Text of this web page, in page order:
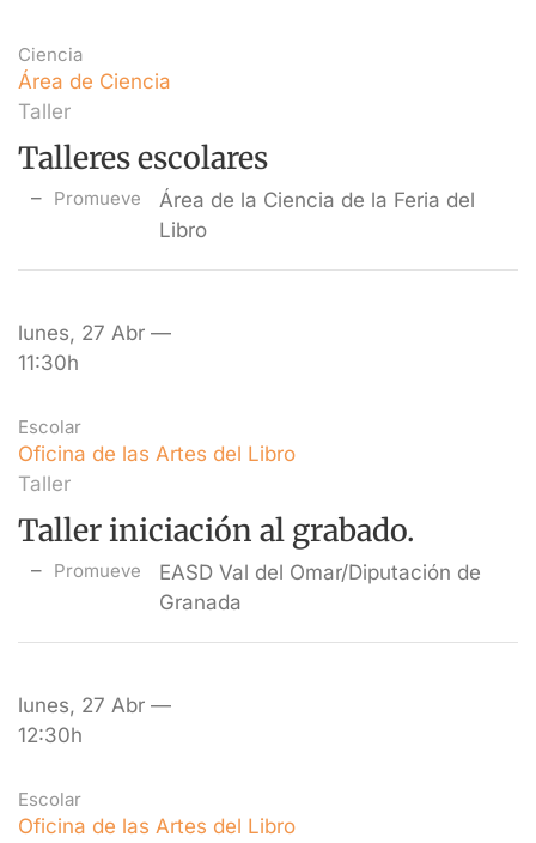
Ciencia
Área de Ciencia
Taller
Talleres escolares
Promueve
Área de la Ciencia de la Feria del
Libro
lunes, 27 Abr —
11:30h
Escolar
Oficina de las Artes del Libro
Taller
Taller iniciación al grabado.
Promueve
EASD Val del Omar/Diputación de
Granada
lunes, 27 Abr —
12:30h
Escolar
Oficina de las Artes del Libro